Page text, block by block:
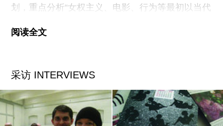
划，重点分析“女权主义、电影、行为等最初以当代
进话语和实践。”纸上谈兵总让人感觉温柔无害，但
连续飞了十七个小时加上为转机在戴高乐机场的一
阵狂奔之后，我终于坐上到机场接我的班车，来到
位于 La Condesa区的精品酒店，酒店距离另类艺
阅读全文
采访 INTERVIEWS